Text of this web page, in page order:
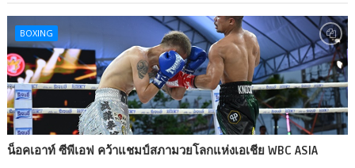
BOXING
น็อคเอาท์ ซีพีเอฟ คว้าแชมป์สภามวยโลกแห่งเอเชีย WBC ASIA